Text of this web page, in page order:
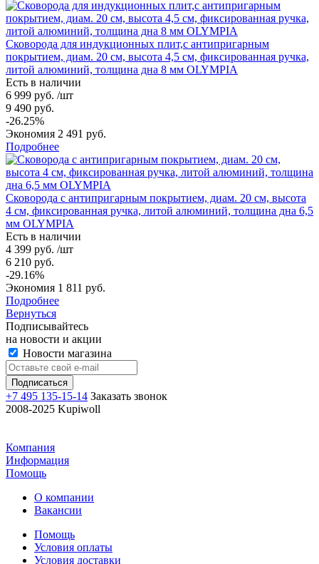
Сковорода для индукционных плит,с антипригарным
покрытием, диам. 20 см, высота 4,5 см, фиксированная ручка,
литой алюминий, толщина дна 8 мм OLYMPIA
Есть в наличии
6 999 руб. /шт
9 490 руб.
-26.25%
Экономия 2 491 руб.
Подробнее
Сковорода с антипригарным покрытием, диам. 20 см, высота
4 см, фиксированная ручка, литой алюминий, толщина дна 6,5
мм OLYMPIA
Есть в наличии
4 399 руб. /шт
6 210 руб.
-29.16%
Экономия 1 811 руб.
Подробнее
Вернуться
Подписывайтесь
на новости и акции
Новости магазина
+7 495 135-15-14 Заказать звонок
2008-2025 Kupiwoll
Компания
Информация
Помощь
О компании
Вакансии
Помощь
Условия оплаты
Условия доставки